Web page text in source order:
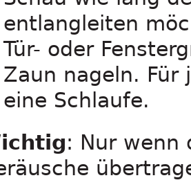
entlangleiten
Tür- oder
Zaun nageln. Für
eine Schlaufe.
: Nur wenn